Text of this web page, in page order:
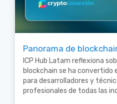
Panorama de
ICP Hub Latam reflexiona
blockchain se ha convertido
para desarrolladores y
profesionales de todas las